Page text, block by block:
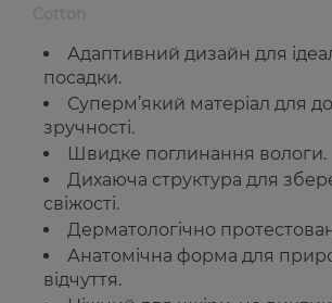
Адаптивний дизайн для
посадки.
Суперм’який матеріал для
зручності.
Швидке поглинання вологи.
Дихаюча структура для
свіжості.
Дерматологічно
Анатомічна форма для
відчуття.